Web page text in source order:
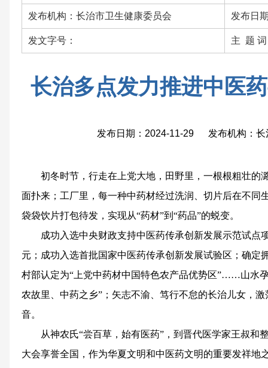
发布机构：长治市卫生健康委员会 发布日
发文字号： 主 题 词
长治多点发力推进中医
发布日期：2024-11-29 发布机构：长
初冬时节，行走在上党大地，田野里，一根根粗壮的
面扑来；工厂里，每一种中药材经过洗润、切片后在不同
袋袋饮片打包待发，实现从“药材”到“药品”的蜕变。
成功入选中央财政支持中医药传承创新发展示范试点
元；成功入选首批国家中医药传承创新发展试验区；确定
村部认定为“上党中药材中国特色农产品优势区”……山水
农故里、中药之乡”；矢志不渝、笃行不怠的长治儿女，
音。
从神农氏“尝百草，始有医药”，到晋代医学家王叔和
大会享誉全国，作为华夏文明和中医药文明的重要发祥地